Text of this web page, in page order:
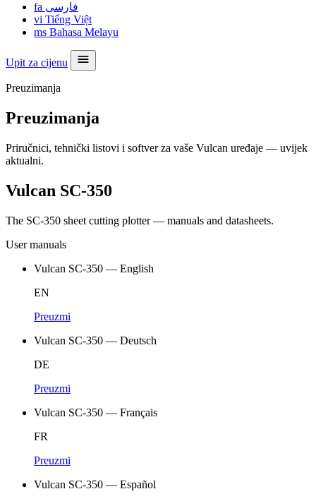
fa فارسی
vi Tiếng Việt
ms Bahasa Melayu
Upit za cijenu
Preuzimanja
Preuzimanja
Priručnici, tehnički listovi i softver za vaše Vulcan uređaje — uvijek
aktualni.
Vulcan SC-350
The SC-350 sheet cutting plotter — manuals and datasheets.
User manuals
Vulcan SC-350 — English
EN
Preuzmi
Vulcan SC-350 — Deutsch
DE
Preuzmi
Vulcan SC-350 — Français
FR
Preuzmi
Vulcan SC-350 — Español